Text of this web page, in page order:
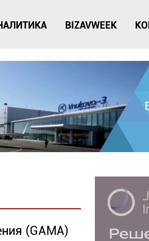
BIZAVWEEK
(GAMA)